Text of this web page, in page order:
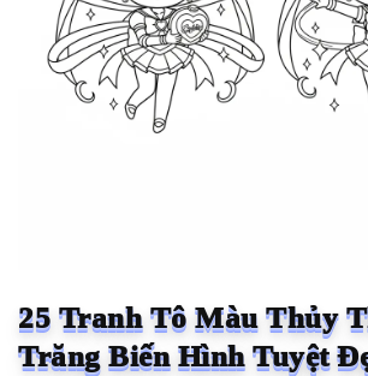
25 Tranh Tô Màu Thủy
Trăng Biến Hình Tuyệt